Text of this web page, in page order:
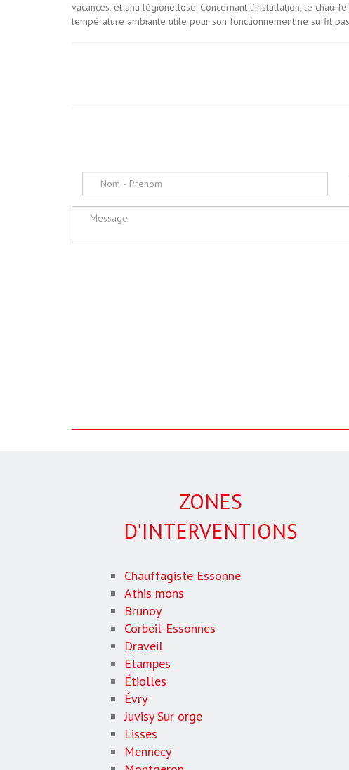
vacances, et anti légionellose. Concernant l’installation, le
température ambiante utile pour son fonctionnement ne suffit
ZONES
D'INTERVENTIONS
Chauffagiste Essonne
Athis mons
Brunoy
Corbeil-Essonnes
Draveil
Etampes
Étiolles
Évry
Juvisy Sur orge
Lisses
Mennecy